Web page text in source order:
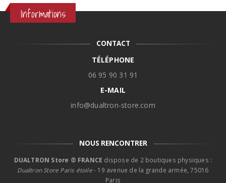
Informations
CONTACT
TÉLÉPHONE
06 95 90 31 91
E-MAIL
info@dualtron-store.com
NOUS RENCONTRER
DUALTRON Store ® FRANCE dispose de 2 boutiques physiques :
Dualtron Store Paris étoile- 19 avenue de la grande armée, 75016
Paris